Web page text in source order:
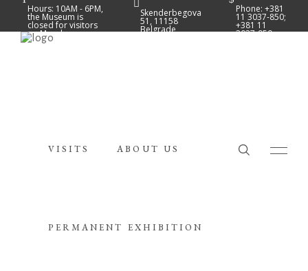
Hours: 10AM - 6PM,
the Museum is
closed for visitors
on Mondays.
Skenderbegova
51, 11158
Belgrade
Phone: +381
11 3037-850;
+381 11
3037-950
VISITS ABOUT US
PERMANENT EXHIBITION